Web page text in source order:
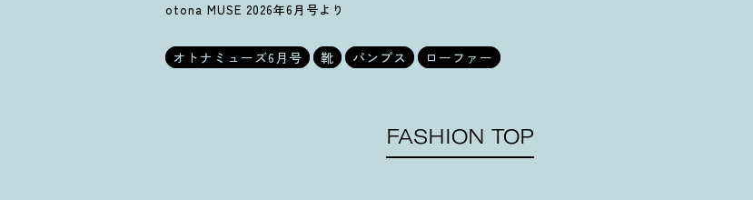
otona MUSE 2026年6月号より
オトナミューズ6月号 靴 パンプス ローファー
FASHION TOP